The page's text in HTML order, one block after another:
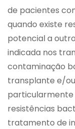
de pacientes
quando existe
potencial a
indicada nos
contaminação
transplante e/
particularmente
resistências
tratamento de